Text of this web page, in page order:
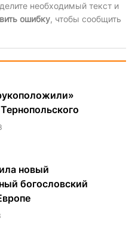
необходимый текст и
ошибку, чтобы сообщить
новый
богословский